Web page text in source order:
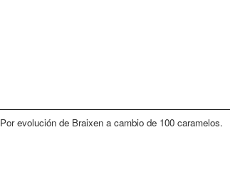
Por evolución de Braixen a cambio de 100 caramelos.